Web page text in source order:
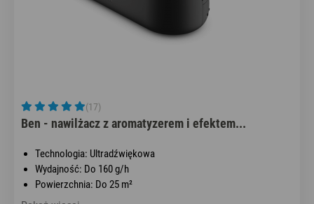
(17)
Ben - nawilżacz z aromatyzerem i efektem...
Technologia: Ultradźwiękowa
Wydajność: Do 160 g/h
Powierzchnia: Do 25 m²